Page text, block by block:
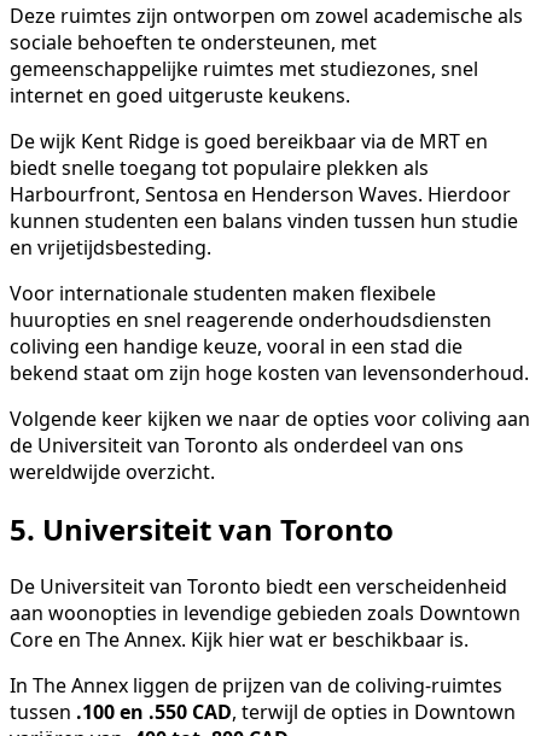
Deze ruimtes zijn ontworpen om zowel academische als
sociale behoeften te ondersteunen, met
gemeenschappelijke ruimtes met studiezones, snel
internet en goed uitgeruste keukens.
De wijk Kent Ridge is goed bereikbaar via de MRT en
biedt snelle toegang tot populaire plekken als
Harbourfront, Sentosa en Henderson Waves. Hierdoor
kunnen studenten een balans vinden tussen hun studie
en vrijetijdsbesteding.
Voor internationale studenten maken flexibele
huuropties en snel reagerende onderhoudsdiensten
coliving een handige keuze, vooral in een stad die
bekend staat om zijn hoge kosten van levensonderhoud.
Volgende keer kijken we naar de opties voor coliving aan
de Universiteit van Toronto als onderdeel van ons
wereldwijde overzicht.
5. Universiteit van Toronto
De Universiteit van Toronto biedt een verscheidenheid
aan woonopties in levendige gebieden zoals Downtown
Core en The Annex. Kijk hier wat er beschikbaar is.
In The Annex liggen de prijzen van de coliving-ruimtes
tussen .100 en .550 CAD, terwijl de opties in Downtown